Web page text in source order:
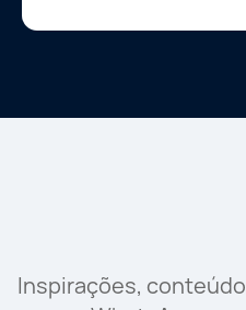
Inspirações,